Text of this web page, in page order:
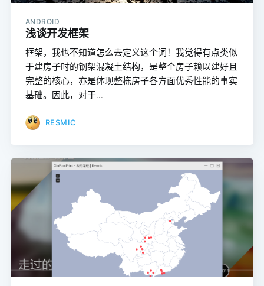
ANDROID
浅谈开发框架
框架，我也不知道怎么去定义这个词！我觉得有点类似
于建房子时的钢架混凝土结构，是整个房子赖以建好且
完整的核心，亦是体现整栋房子各方面优秀性能的事实
基础。因此，对于...
RESMIC